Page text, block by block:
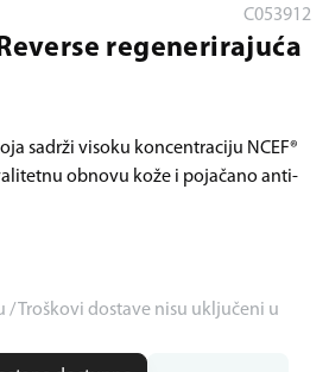
C053912
regenerirajuća
sadrži visoku koncentraciju NCEF®
obnovu kože i pojačano anti-
/ Troškovi dostave nisu uključeni u